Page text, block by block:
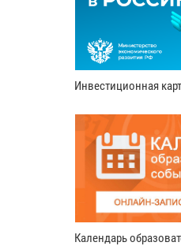
Инвестиционная
Календарь